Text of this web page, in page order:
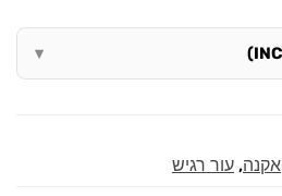
אקנה, עור רגיש